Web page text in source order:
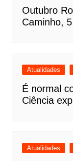
Outubro
Caminho,
Atualidades
É normal
Ciência
Atualidades